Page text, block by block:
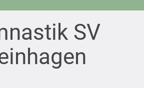
SV